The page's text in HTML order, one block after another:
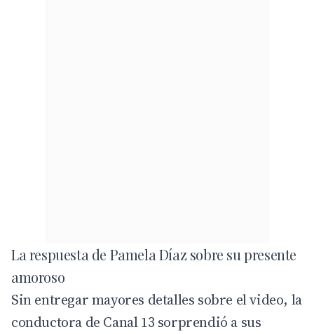
La respuesta de Pamela Díaz sobre su presente
amoroso
Sin entregar mayores detalles sobre el video, la
conductora de Canal 13 sorprendió a sus